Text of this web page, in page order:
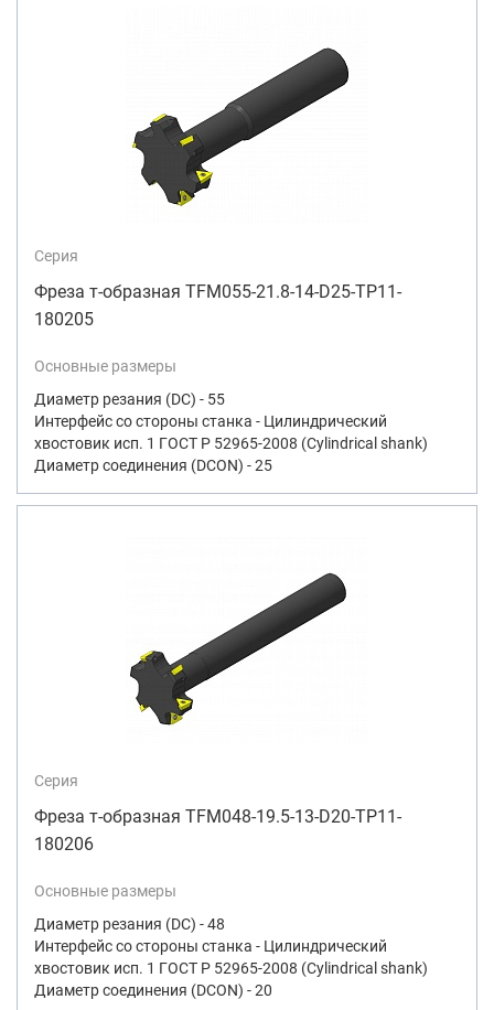
Серия
Фреза т-образная TFM055-21.8-14-D25-TP11-
180205
Основные размеры
Диаметр резания (DC) - 55
Интерфейс со стороны станка - Цилиндрический
хвостовик исп. 1 ГОСТ Р 52965-2008 (Cylindrical shank)
Диаметр соединения (DCON) - 25
Серия
Фреза т-образная TFM048-19.5-13-D20-TP11-
180206
Основные размеры
Диаметр резания (DC) - 48
Интерфейс со стороны станка - Цилиндрический
хвостовик исп. 1 ГОСТ Р 52965-2008 (Cylindrical shank)
Диаметр соединения (DCON) - 20